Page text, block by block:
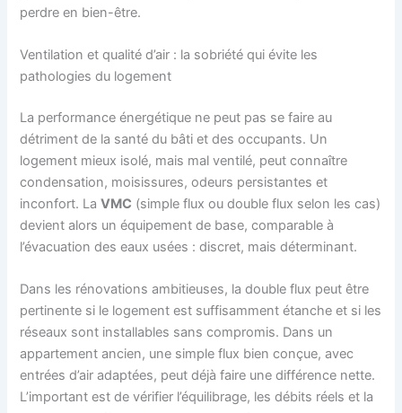
perdre en bien-être.
Ventilation et qualité d’air : la sobriété qui évite les
pathologies du logement
La performance énergétique ne peut pas se faire au
détriment de la santé du bâti et des occupants. Un
logement mieux isolé, mais mal ventilé, peut connaître
condensation, moisissures, odeurs persistantes et
inconfort. LaVMC (simple flux ou double flux selon les cas)
devient alors un équipement de base, comparable à
l’évacuation des eaux usées : discret, mais déterminant.
Dans les rénovations ambitieuses, la double flux peut être
pertinente si le logement est suffisamment étanche et si les
réseaux sont installables sans compromis. Dans un
appartement ancien, une simple flux bien conçue, avec
entrées d’air adaptées, peut déjà faire une différence nette.
L’important est de vérifier l’équilibrage, les débits réels et la